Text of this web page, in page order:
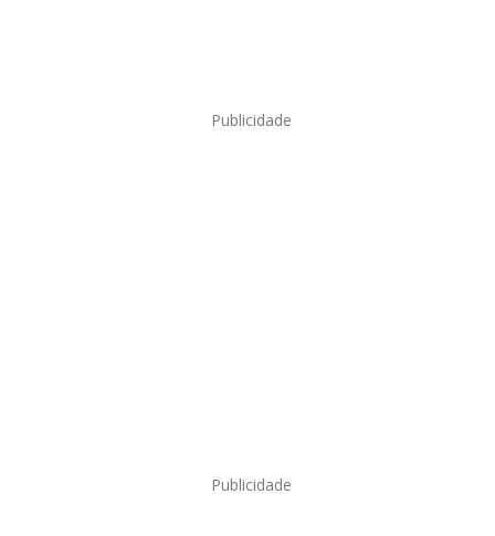
Publicidade
Publicidade